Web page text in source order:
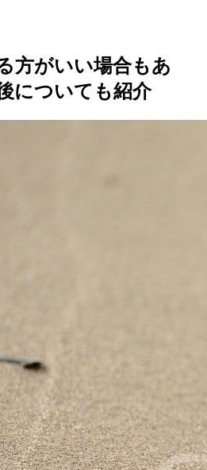
方がいい場合もあ
についても紹介